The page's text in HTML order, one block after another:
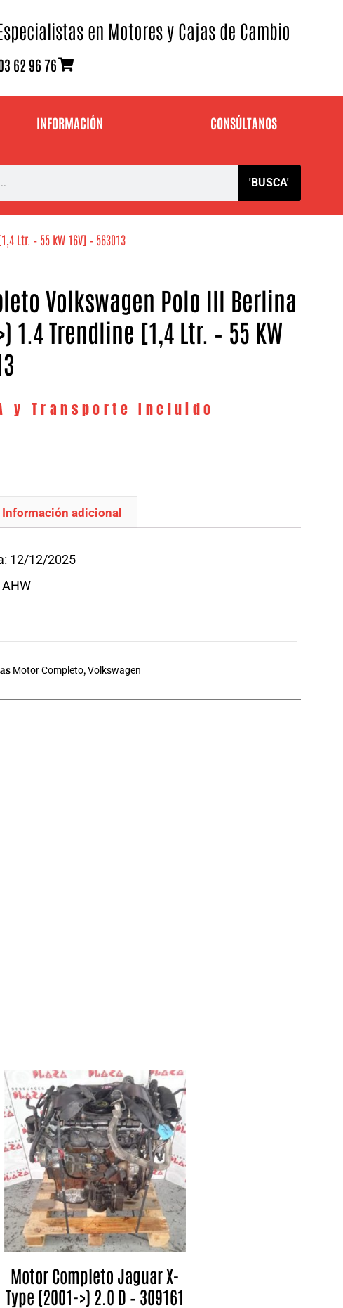
en Motores y Cajas de Cambio
62 96 76
INFORMACIÓN CONSÚLTANOS
'BUSCA'
Ltr. – 55 kW 16V] – 563013
Volkswagen Polo III Berlina
1.4 Trendline [1,4 Ltr. – 55 KW
y Transporte Incluido
Información adicional
12/12/2025
Motor Completo,Volkswagen
Motor Completo Jaguar X-
Type (2001->) 2.0 D – 309161